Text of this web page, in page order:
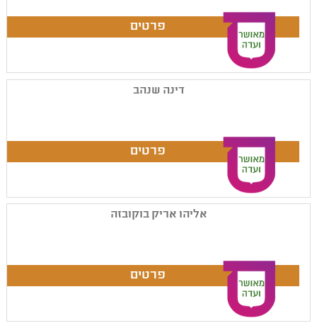
דינה שנהב
אליהו אריק בוקובזה